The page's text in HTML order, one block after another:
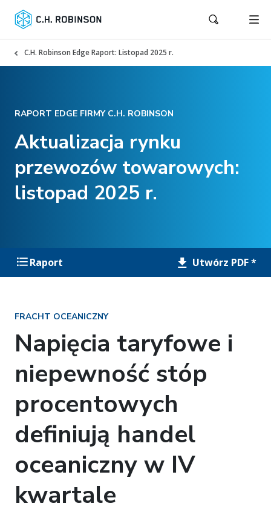
C.H. Robinson Edge Raport: Listopad 2025 r.
RAPORT EDGE FIRMY C.H. ROBINSON
Aktualizacja rynku
przewozów towarowych:
listopad 2025 r.
Raport Utwórz PDF *
FRACHT OCEANICZNY
Napięcia taryfowe i
niepewność stóp
procentowych
definiują handel
oceaniczny w IV
kwartale